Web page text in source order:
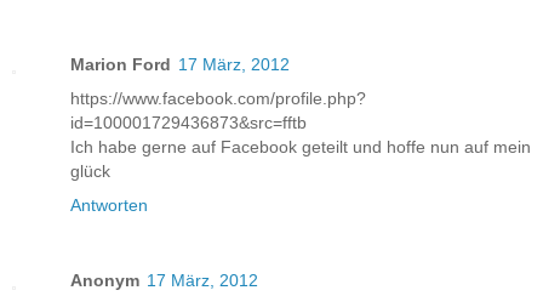
Marion Ford 17 März, 2012
https://www.facebook.com/profile.php?
id=100001729436873&src=fftb
Ich habe gerne auf Facebook geteilt und hoffe nun auf mein
glück
Antworten
Anonym 17 März, 2012